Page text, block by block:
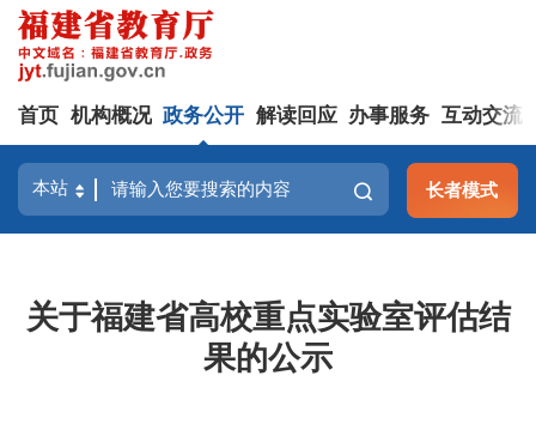
首页 机构概况 政务公开 解读回应 办事服务 互动交流
长者模式
关于福建省高校重点实验室评估结
果的公示